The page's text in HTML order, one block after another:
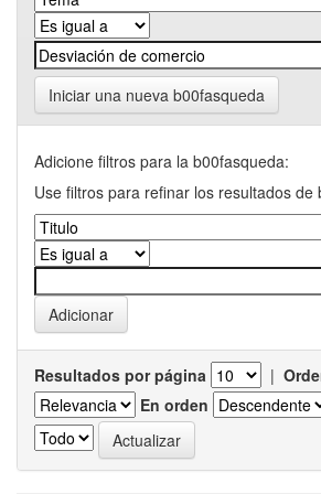
Iniciar una nueva b00fasqueda
Adicione filtros para la b00fasqueda:
Use filtros para refinar los resultados de
Resultados por página |
En orden